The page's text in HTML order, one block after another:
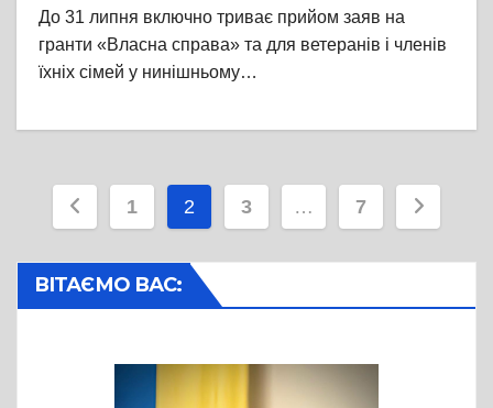
До 31 липня включно триває прийом заяв на
гранти «Власна справа» та для ветеранів і членів
їхніх сімей у нинішньому…
Пагінація
записів
1 2 3 … 7
ВІТАЄМО ВАС: